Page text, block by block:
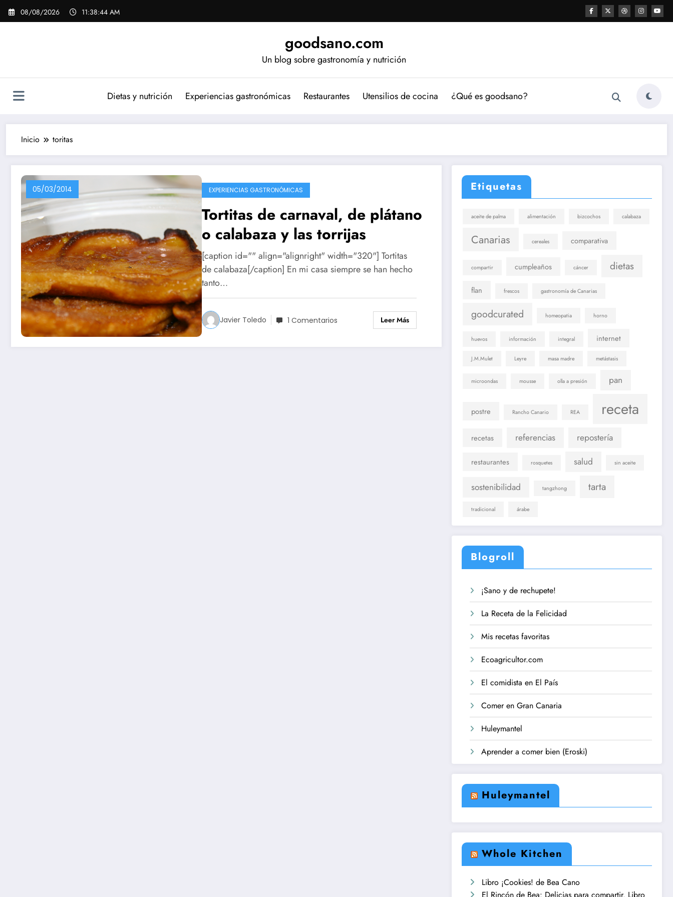
Saltar
08/08/2026 11:38:45 AM
goodsano.com
Un blog sobre gastronomía y nutrición
Dietas y nutrición Experiencias gastronómicas Restaurantes Utensilios de cocina ¿Qué es goodsano?
Inicio toritas
05/03/2014 EXPERIENCIAS GASTRONÓMICAS
Tortitas de carnaval, de plátano
o calabaza y las torrijas
[caption id="" align="alignright" width="320"] Tortitas
de calabaza[/caption] En mi casa siempre se han hecho
tanto…
Javier Toledo 1 Comentarios Leer Más
Etiquetas
aceite de palma alimentación bizcochos calabaza
Canarias cereales comparativa
compartir cumpleaños cáncer dietas
flan frescos gastronomía de Canarias
goodcurated homeopatia horno
huevos información integral internet
J.M.Mulet Leyre masa madre metástasis
microondas mousse olla a presión pan
postre Rancho Canario REA receta
recetas referencias repostería
restaurantes rosquetes salud sin aceite
sostenibilidad tangzhong tarta
tradicional árabe
Blogroll
¡Sano y de rechupete!
La Receta de la Felicidad
Mis recetas favoritas
Ecoagricultor.com
El comidista en El País
Comer en Gran Canaria
Huleymantel
Aprender a comer bien (Eroski)
Huleymantel
Whole Kitchen
Libro ¡Cookies! de Bea Cano
El Rincón de Bea: Delicias para compartir. Libro